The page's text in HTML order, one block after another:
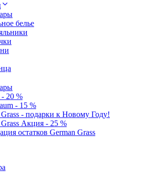
белье
- 20 %
- 15 %
- подарки к Новому Году!
Акция - 25 %
остатков German Grass